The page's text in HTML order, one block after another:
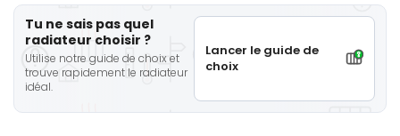
Tu ne sais pas quel
radiateur choisir ?
Utilise notre guide de choix et
trouve rapidement le radiateur
idéal.
Lancer le guide de
choix